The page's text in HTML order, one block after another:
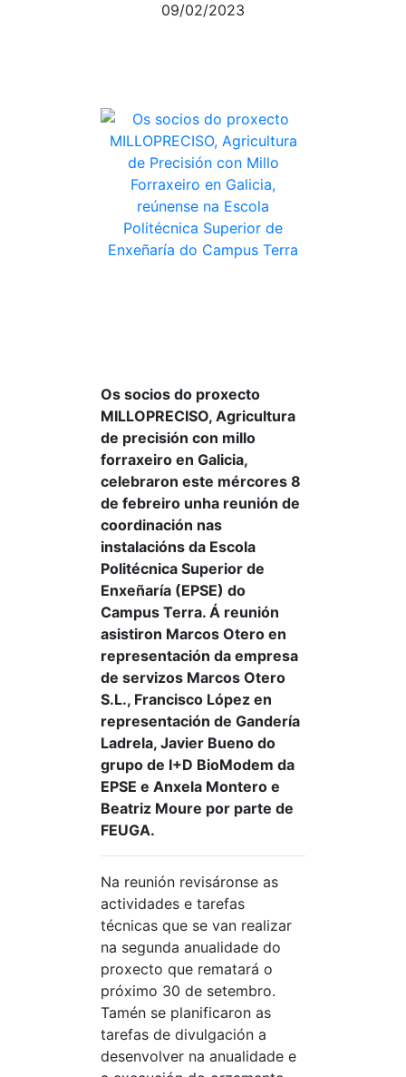
09/02/2023
Os socios do proxecto
MILLOPRECISO, Agricultura
de precisión con millo
forraxeiro en Galicia,
celebraron este mércores 8
de febreiro unha reunión de
coordinación nas
instalacións da Escola
Politécnica Superior de
Enxeñaría (EPSE) do
Campus Terra. Á reunión
asistiron Marcos Otero en
representación da empresa
de servizos Marcos Otero
S.L., Francisco López en
representación de Gandería
Ladrela, Javier Bueno do
grupo de I+D BioModem da
EPSE e Anxela Montero e
Beatriz Moure por parte de
FEUGA.
Na reunión revisáronse as
actividades e tarefas
técnicas que se van realizar
na segunda anualidade do
proxecto que rematará o
próximo 30 de setembro.
Tamén se planificaron as
tarefas de divulgación a
desenvolver na anualidade e